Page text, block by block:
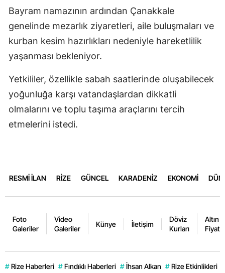
Bayram namazının ardından Çanakkale
genelinde mezarlık ziyaretleri, aile buluşmaları ve
kurban kesim hazırlıkları nedeniyle hareketlilik
yaşanması bekleniyor.
Yetkililer, özellikle sabah saatlerinde oluşabilecek
yoğunluğa karşı vatandaşlardan dikkatli
olmalarını ve toplu taşıma araçlarını tercih
etmelerini istedi.
RESMİ İLAN RİZE GÜNCEL KARADENİZ EKONOMİ
Foto
Galeriler
Video
Galeriler
Künye İletişim
Döviz
Kurları
Altın
# Rize Haberleri # Fındıklı Haberleri # İhsan Alkan # Rize Etkinlikleri